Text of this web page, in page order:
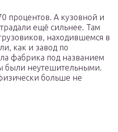
процентов. А кузовной и
ещё сильнее. Там
находившемся в
как и завод по
фабрика под названием
были неутешительными.
больше не